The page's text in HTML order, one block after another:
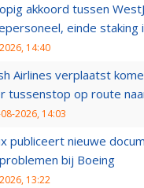
akkoord tussen
einde staking
14:40
Airlines verplaatst
tussenstop op route
2026, 14:03
publiceert nieuwe
bij Boeing
13:22